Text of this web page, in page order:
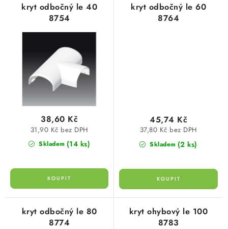
Otevírací doba výdejny
Obchodní podmínky
Ochrana osobních údajů
kryt odbočný le 40
8754
Skladem (14 ks)
31,90 Kč bez DPH
38,60 Kč
kryt odbočný le 60
8764
Skladem (2 ks)
37,80 Kč bez DPH
45,74 Kč
kryt odbočný le 80
8774
kryt ohybový le 100
8783